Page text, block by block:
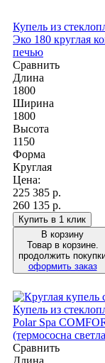
Купель из
Эко 180 круглая
печью
Сравнить
Длина
1800
Ширина
1800
Высота
1150
Форма
Круглая
Цена:
225 385 р.
260 135 р.
Купить в 1 клик
В корзину
Товар в корзине.
продолжить
оформить заказ
Купель из
Polar Spa
(термососна
Сравнить
Длина